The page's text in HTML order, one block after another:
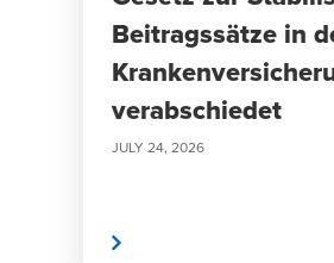
Beitragssätze in
verabschiedet
JULY 24, 2026